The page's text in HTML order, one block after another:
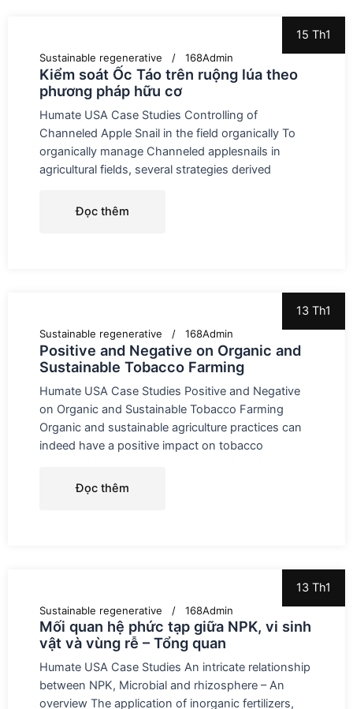
15 Th1
Sustainable regenerative 168Admin
Kiểm soát Ốc Táo trên ruộng lúa theo
phương pháp hữu cơ
Humate USA Case Studies Controlling of
Channeled Apple Snail in the field organically To
organically manage Channeled applesnails in
agricultural fields, several strategies derived
Đọc thêm
13 Th1
Sustainable regenerative 168Admin
Positive and Negative on Organic and
Sustainable Tobacco Farming
Humate USA Case Studies Positive and Negative
on Organic and Sustainable Tobacco Farming
Organic and sustainable agriculture practices can
indeed have a positive impact on tobacco
Đọc thêm
13 Th1
Sustainable regenerative 168Admin
Mối quan hệ phức tạp giữa NPK, vi sinh
vật và vùng rễ – Tổng quan
Humate USA Case Studies An intricate relationship
between NPK, Microbial and rhizosphere – An
overview The application of inorganic fertilizers,